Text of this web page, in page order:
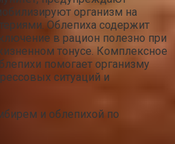
организм на
Облепиха содержит
в рацион полезно при
тонусе. Комплексное
помогает организму
ситуаций и
и облепихой по